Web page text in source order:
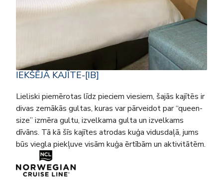
IEKŠĒJĀ KAJĪTE-[IB]
Lieliski piemērotas līdz pieciem viesiem, šajās kajītēs ir
divas zemākās gultas, kuras var pārveidot par “queen-
size” izmēra gultu, izvelkama gulta un izvelkams
dīvāns. Tā kā šīs kajītes atrodas kuģa vidusdaļā, jums
būs viegla piekļuve visām kuģa ērtībām un aktivitātēm.